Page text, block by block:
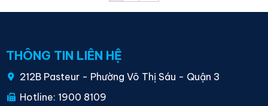
THÔNG TIN LIÊN HỆ
212B Pasteur - Phường Võ Thị Sáu - Quận 3
Hotline: 1900 8109